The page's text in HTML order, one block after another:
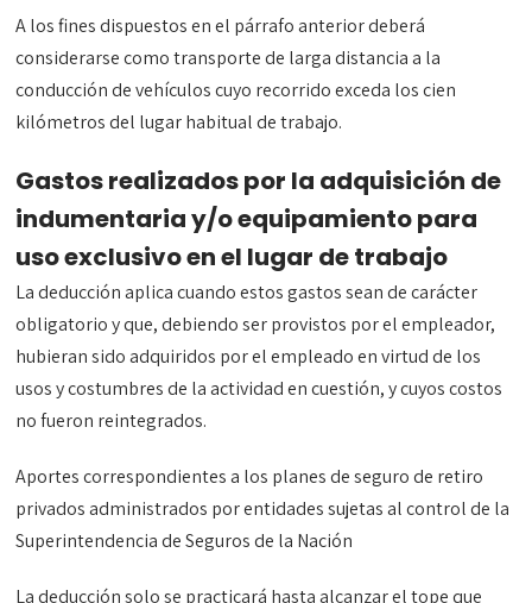
A los fines dispuestos en el párrafo anterior deberá
considerarse como transporte de larga distancia a la
conducción de vehículos cuyo recorrido exceda los cien
kilómetros del lugar habitual de trabajo.
Gastos realizados por la adquisición de
indumentaria y/o equipamiento para
uso exclusivo en el lugar de trabajo
La deducción aplica cuando estos gastos sean de carácter
obligatorio y que, debiendo ser provistos por el empleador,
hubieran sido adquiridos por el empleado en virtud de los
usos y costumbres de la actividad en cuestión, y cuyos costos
no fueron reintegrados.
Aportes correspondientes a los planes de seguro de retiro
privados administrados por entidades sujetas al control de la
Superintendencia de Seguros de la Nación
La deducción solo se practicará hasta alcanzar el tope que